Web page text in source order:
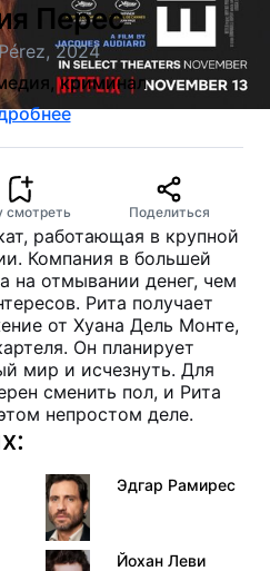
Перес
2024
криминал
смотреть Поделиться
работающая в крупной
Компания в большей
на отмывании денег, чем
Рита получает
от Хуана Дель Монте,
Он планирует
мир и исчезнуть. Для
сменить пол, и Рита
непростом деле.
Эдгар Рамирес
Йохан Леви